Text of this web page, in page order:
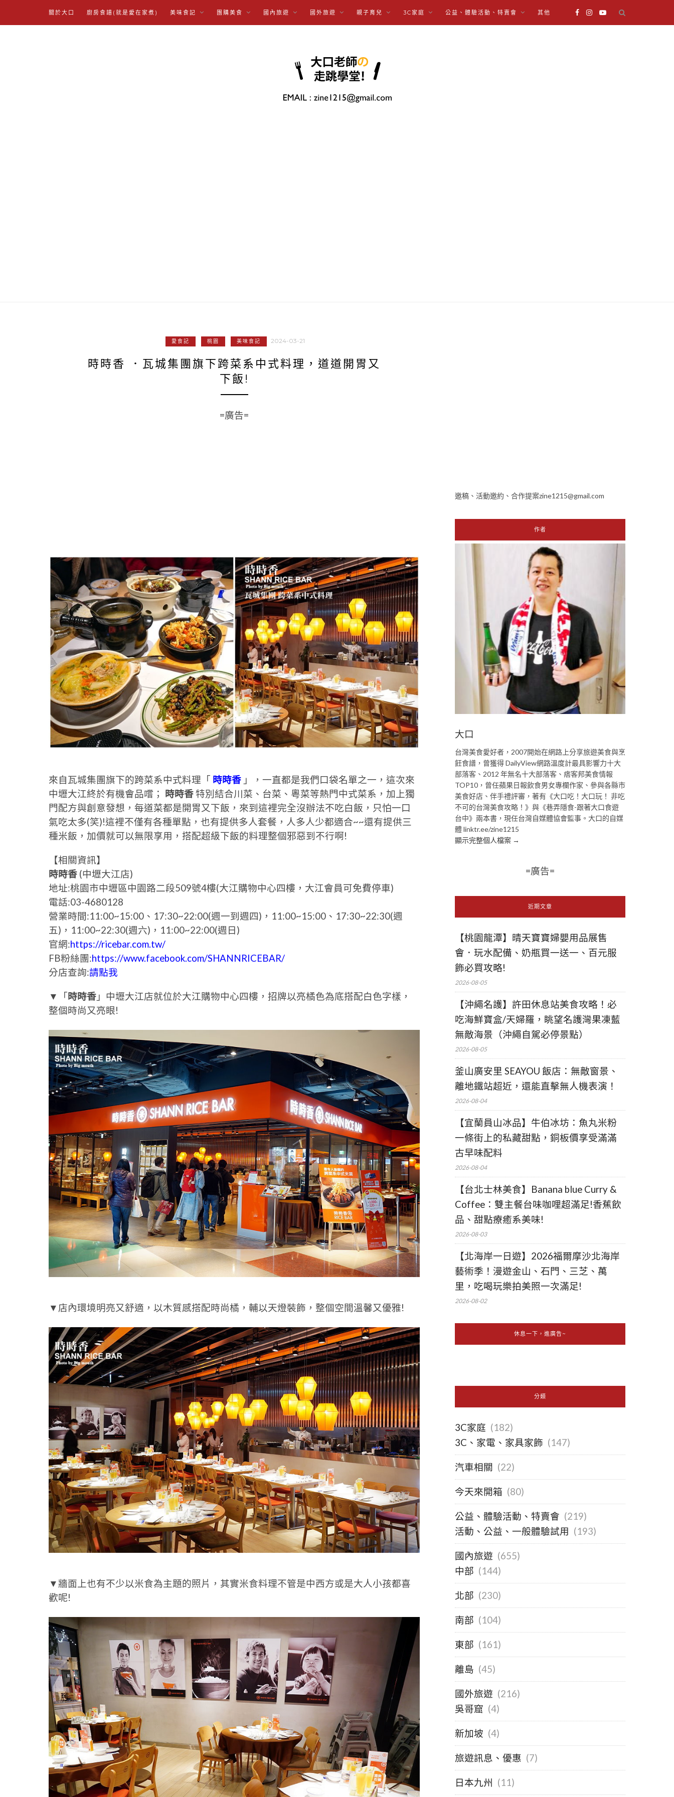
關於大口 廚房食譜(就是愛在家煮) 美味食記 團購美食 國內旅遊 國外旅遊 親子育兒 3C家庭 公益、體驗活動、特賣會 其他
愛食記 桃園 美味食記 2024-03-21
時時香 ．瓦城集團旗下跨菜系中式料理，道道開胃又
下飯!
=廣告=
來自瓦城集團旗下的跨菜系中式料理「 時時香 」，一直都是我們口袋名單之一，這次來
中壢大江終於有機會品嚐； 時時香特別結合川菜、台菜、粵菜等熱門中式菜系，加上獨
門配方與創意發想，每道菜都是開胃又下飯，來到這裡完全沒辦法不吃白飯，只怕一口
氣吃太多(笑)!這裡不僅有各種單點，也有提供多人套餐，人多人少都適合~~還有提供三
種米飯，加價就可以無限享用，搭配超級下飯的料理整個邪惡到不行啊!
【相關資訊】
時時香 (中壢大江店)
地址:桃園市中壢區中園路二段509號4樓(大江購物中心四樓，大江會員可免費停車)
電話:03-4680128
營業時間:11:00~15:00、17:30~22:00(週一到週四)，11:00~15:00、17:30~22:30(週
五)，11:00~22:30(週六)，11:00~22:00(週日)
官網:https://ricebar.com.tw/
FB粉絲團:https://www.facebook.com/SHANNRICEBAR/
分店查詢:請點我
▼「時時香 」中壢大江店就位於大江購物中心四樓，招牌以亮橘色為底搭配白色字樣，
整個時尚又亮眼!
▼店內環境明亮又舒適，以木質感搭配時尚橘，輔以天燈裝飾，整個空間溫馨又優雅!
▼牆面上也有不少以米食為主題的照片，其實米食料理不管是中西方或是大人小孩都喜
歡呢!
邀稿、活動邀約、合作提案zine1215@gmail.com
作者
大口
台灣美食愛好者，2007開始在網路上分享旅遊美食與烹
飪食譜，曾獲得 DailyView網路溫度計最具影響力十大
部落客、2012 年無名十大部落客、痞客邦美食情報
TOP10，曾任蘋果日報飲食男女專欄作家、參與各縣市
美食好店、伴手禮評審，著有《大口吃！大口玩！ 非吃
不可的台灣美食攻略！》與《巷弄隱食-跟著大口食遊
台中》兩本書，現任台灣自媒體協會監事。大口的自媒
體 linktr.ee/zine1215
顯示完整個人檔案 →
=廣告=
近期文章
【桃園龍潭】晴天寶寶婦嬰用品展售
會．玩水配備、奶瓶買一送一、百元服
飾必買攻略!
2026-08-05
【沖繩名護】許田休息站美食攻略！必
吃海鮮寶盒/天婦羅，眺望名護灣果凍藍
無敵海景（沖繩自駕必停景點）
2026-08-05
釜山廣安里 SEAYOU 飯店：無敵窗景、
離地鐵站超近，還能直擊無人機表演！
2026-08-04
【宜蘭員山冰品】牛伯冰坊：魚丸米粉
一條街上的私藏甜點，銅板價享受滿滿
古早味配料
2026-08-04
【台北士林美食】Banana blue Curry &
Coffee：雙主餐台味咖哩超滿足!香蕉飲
品、甜點療癒系美味!
2026-08-03
【北海岸一日遊】2026福爾摩沙北海岸
藝術季！漫遊金山、石門、三芝、萬
里，吃喝玩樂拍美照一次滿足!
2026-08-02
休息一下，進廣告~
分類
3C家庭 (182)
3C、家電、家具家飾 (147)
汽車相關 (22)
今天來開箱 (80)
公益、體驗活動、特賣會 (219)
活動、公益、一般體驗試用 (193)
國內旅遊 (655)
中部 (144)
北部 (230)
南部 (104)
東部 (161)
離島 (45)
國外旅遊 (216)
吳哥窟 (4)
新加坡 (4)
旅遊訊息、優惠 (7)
日本九州 (11)